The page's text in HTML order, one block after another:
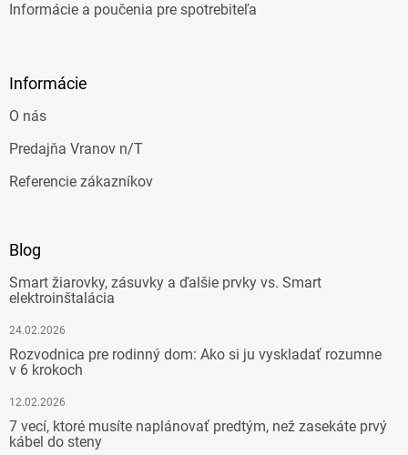
Informácie a poučenia pre spotrebiteľa
Informácie
O nás
Predajňa Vranov n/T
Referencie zákazníkov
Blog
Smart žiarovky, zásuvky a ďalšie prvky vs. Smart
elektroinštalácia
24.02.2026
Rozvodnica pre rodinný dom: Ako si ju vyskladať rozumne
v 6 krokoch
12.02.2026
7 vecí, ktoré musíte naplánovať predtým, než zasekáte prvý
kábel do steny